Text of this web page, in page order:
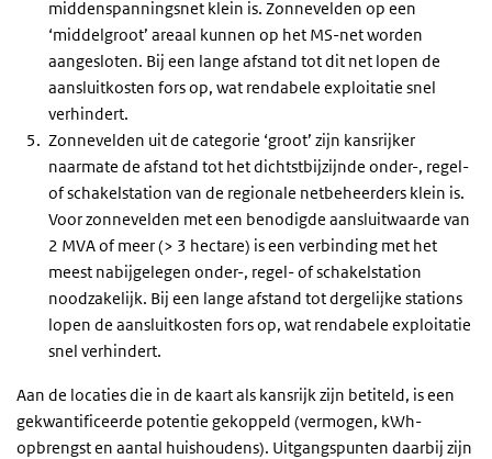
middenspanningsnet klein is. Zonnevelden op een
‘middelgroot’ areaal kunnen op het MS-net worden
aangesloten. Bij een lange afstand tot dit net lopen de
aansluitkosten fors op, wat rendabele exploitatie snel
verhindert.
Zonnevelden uit de categorie ‘groot’ zijn kansrijker
naarmate de afstand tot het dichtstbijzijnde onder-, regel-
of schakelstation van de regionale netbeheerders klein is.
Voor zonnevelden met een benodigde aansluitwaarde van
2 MVA of meer (> 3 hectare) is een verbinding met het
meest nabijgelegen onder-, regel- of schakelstation
noodzakelijk. Bij een lange afstand tot dergelijke stations
lopen de aansluitkosten fors op, wat rendabele exploitatie
snel verhindert.
Aan de locaties die in de kaart als kansrijk zijn betiteld, is een
gekwantificeerde potentie gekoppeld (vermogen, kWh-
opbrengst en aantal huishoudens). Uitgangspunten daarbij zijn